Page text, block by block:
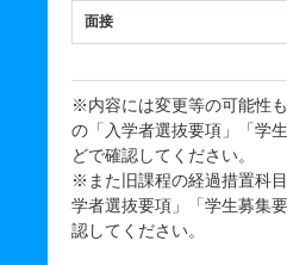
面接
※内容には変更等の可能性
の「入学者選抜要項」「学
どで確認してください。
※また旧課程の経過措置科
学者選抜要項」「学生募集
認してください。